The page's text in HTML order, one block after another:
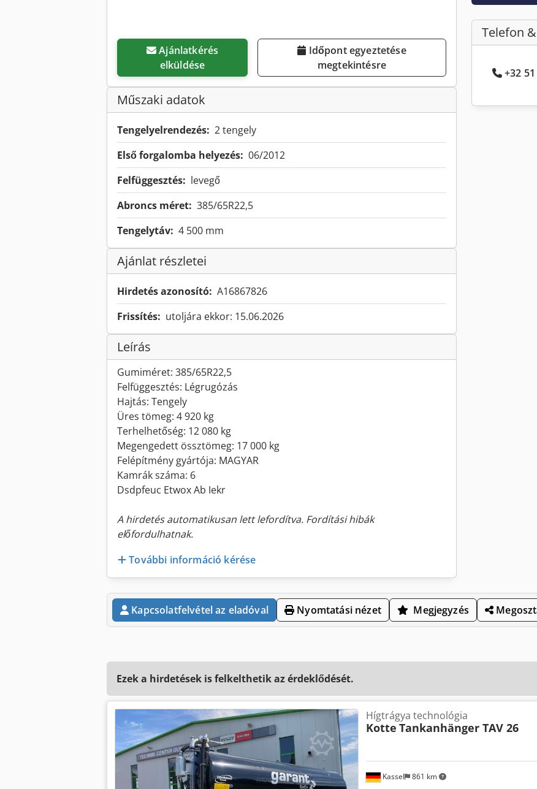
Ajánlatkérés
elküldése
megtekintésre
Műszaki adatok
Tengelyelrendezés: 2 tengely
Első forgalomba helyezés: 06/2012
Felfüggesztés: levegő
Abroncs méret: 385/65R22,5
Tengelytáv: 4 500 mm
Ajánlat részletei
Hirdetés azonosító: A16867826
Frissítés: utoljára ekkor: 15.06.2026
Leírás
Gumiméret: 385/65R22,5
Felfüggesztés: Légrugózás
Hajtás: Tengely
Üres tömeg: 4 920 kg
Terhelhetőség: 12 080 kg
Megengedett össztömeg: 17 000 kg
Felépítmény gyártója: MAGYAR
Kamrák száma: 6
Dsdpfeuc Etwox Ab Iekr
A hirdetés automatikusan lett lefordítva. Fordítási hibák
előfordulhatnak.
További információ kérése
Telefon
+32
Kapcsolatfelvétel az eladóval Nyomtatási nézet Megjegyzés
Ezek a hirdetések is felkelthetik az érdeklődését.
Kassel 861 km
Hígtrágya technológia
Kotte Tankanhänger TAV 26